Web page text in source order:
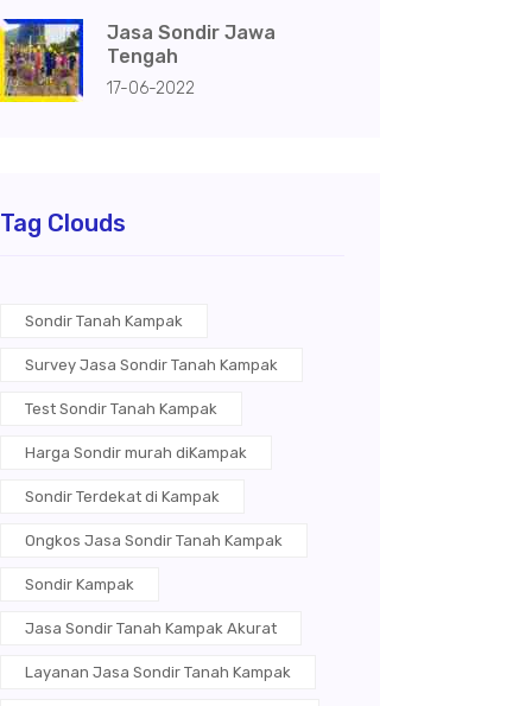
Jasa Sondir Jawa
Tengah
17-06-2022
Tag Clouds
Sondir Tanah Kampak
Survey Jasa Sondir Tanah Kampak
Test Sondir Tanah Kampak
Harga Sondir murah diKampak
Sondir Terdekat di Kampak
Ongkos Jasa Sondir Tanah Kampak
Sondir Kampak
Jasa Sondir Tanah Kampak Akurat
Layanan Jasa Sondir Tanah Kampak